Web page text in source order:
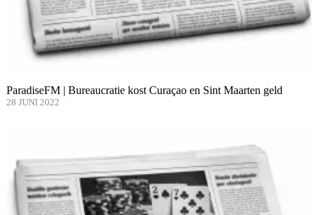
ParadiseFM | Bureaucratie kost Curaçao en Sint Maarten geld
28 JUNI 2022